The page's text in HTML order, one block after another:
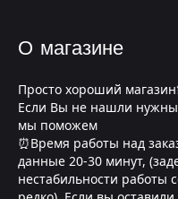
О магазине
Просто хороший
Если Вы не нашли
мы поможем
⏰Время работы над
данные 20-30 минут,
нестабильности работы